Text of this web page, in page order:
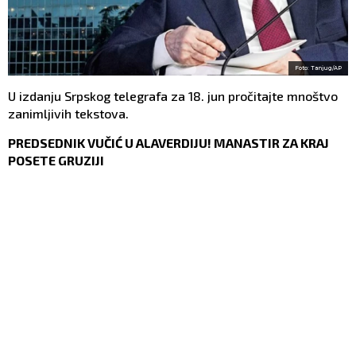
Foto: Tanjug/AP
U izdanju Srpskog telegrafa za 18. jun pročitajte mnoštvo
zanimljivih tekstova.
PREDSEDNIK VUČIĆ U ALAVERDIJU! MANASTIR ZA KRAJ
POSETE GRUZIJI